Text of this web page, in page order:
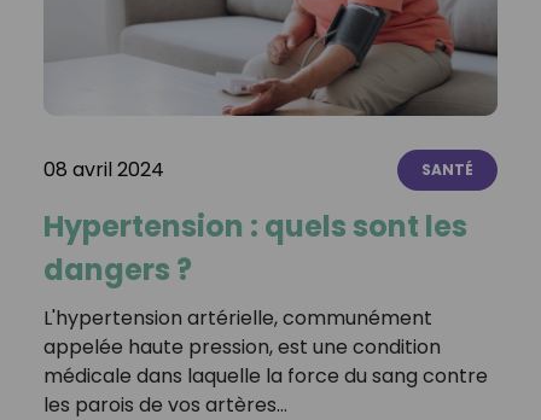
08 avril 2024 SANTÉ
Hypertension : quels sont les
dangers ?
L'hypertension artérielle, communément
appelée haute pression, est une condition
médicale dans laquelle la force du sang contre
les parois de vos artères…